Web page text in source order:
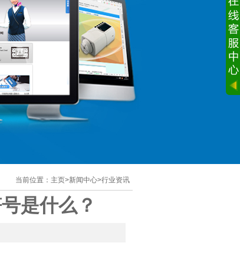
当前位置： 主页>新闻中心>行业资讯
是什么？